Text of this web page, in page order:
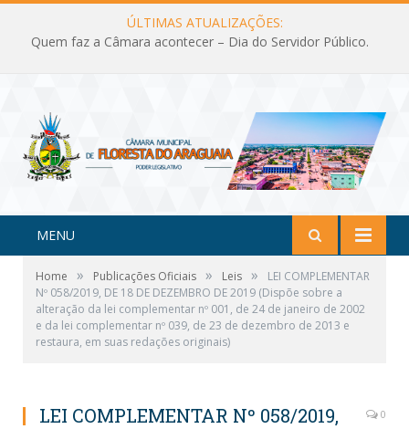
ÚLTIMAS ATUALIZAÇÕES:
Quem faz a Câmara acontecer – Dia do Servidor Público.
MENU
Home » Publicações Oficiais » Leis »
LEI COMPLEMENTAR
Nº 058/2019, DE 18 DE DEZEMBRO DE 2019 (Dispõe sobre a
alteração da lei complementar nº 001, de 24 de janeiro de 2002
e da lei complementar nº 039, de 23 de dezembro de 2013 e
restaura, em suas redações originais)
LEI COMPLEMENTAR Nº 058/2019,
0